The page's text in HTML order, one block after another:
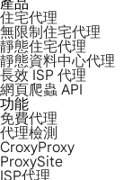
產品
住宅代理
無限制住宅代理
靜態住宅代理
靜態資料中心代理
長效 ISP 代理
網頁爬蟲 API
功能
免費代理
代理檢測
CroxyProxy
ProxySite
ISP代理